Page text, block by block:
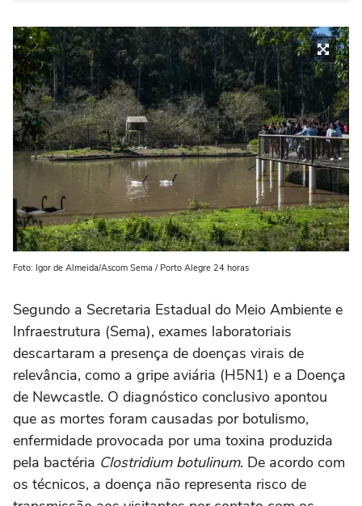
Foto: Igor de Almeida/Ascom Sema / Porto Alegre 24 horas
Segundo a Secretaria Estadual do Meio Ambiente e
Infraestrutura (Sema), exames laboratoriais
descartaram a presença de doenças virais de
relevância, como a gripe aviária (H5N1) e a Doença
de Newcastle. O diagnóstico conclusivo apontou
que as mortes foram causadas por botulismo,
enfermidade provocada por uma toxina produzida
pela bactéria Clostridium botulinum. De acordo com
os técnicos, a doença não representa risco de